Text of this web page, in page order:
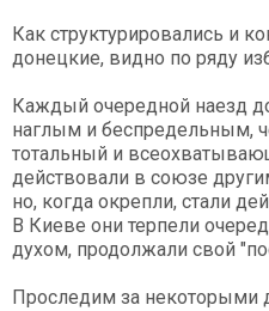
Как структурировались и
донецкие, видно по ряду
Каждый очередной наезд
наглым и беспредельным,
тотальный и
действовали в союзе
но, когда окрепли, стали
В Киеве они терпели
духом, продолжали свой
Проследим за некоторыми